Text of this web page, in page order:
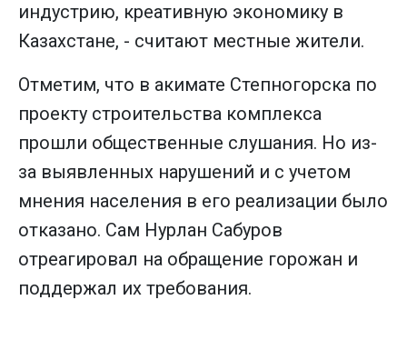
индустрию, креативную экономику в
Казахстане, - считают местные жители.
Отметим, что в акимате Степногорска по
проекту строительства комплекса
прошли общественные слушания. Но из-
за выявленных нарушений и с учетом
мнения населения в его реализации было
отказано. Сам Нурлан Сабуров
отреагировал на обращение горожан и
поддержал их требования.